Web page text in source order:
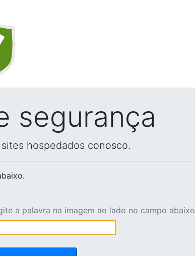
segurança
hospedados conosco.
a palavra na imagem ao lado no campo abaixo